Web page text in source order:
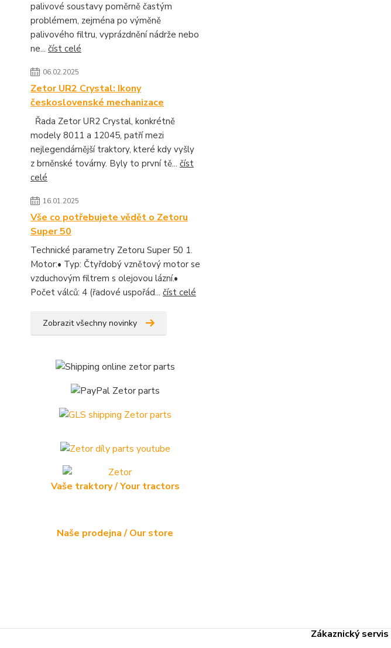
palivové soustavy poměrně častým
problémem, zejména po výměně
palivového filtru, vyprázdnění nádrže nebo
ne... číst celé
06.02.2025
Zetor UR2 Crystal: Ikony
československé mechanizace
Řada Zetor UR2 Crystal, konkrétně
modely 8011 a 12045, patří mezi
nejlegendárnější traktory, které kdy vyšly
z brněnské továrny. Byly to první tě... číst
celé
16.01.2025
Vše co potřebujete vědět o Zetoru
Super 50
Technické parametry Zetoru Super 50 1.
Motor:• Typ: Čtyřdobý vznětový motor se
vzduchovým filtrem s olejovou lázní.•
Počet válců: 4 (řadové uspořád... číst celé
Zobrazit všechny novinky
Vaše traktory / Your tractors
Naše prodejna / Our store
Zákaznický servis